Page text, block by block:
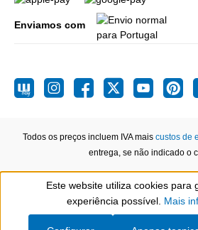
Enviamos com
Todos os preços incluem IVA mais custos de
entrega, se não indicado o
Show toolbar
Este website utiliza cookies para
experiência possível. Mais